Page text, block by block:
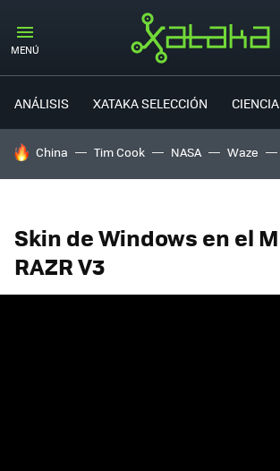
MENÚ
ANÁLISIS XATAKA SELECCIÓN CIENCIA
HOY SE HABLA DE
China Tim Cook NASA Waze
Skin de Windows en el
RAZR V3